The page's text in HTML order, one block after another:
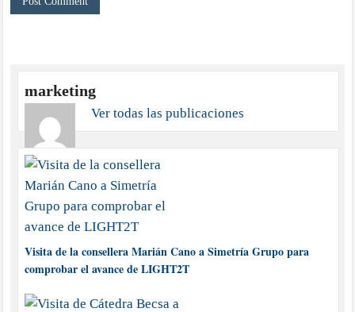
marketing
Ver todas las publicaciones
Visita de la consellera Marián Cano a Simetría Grupo para
comprobar el avance de LIGHT2T